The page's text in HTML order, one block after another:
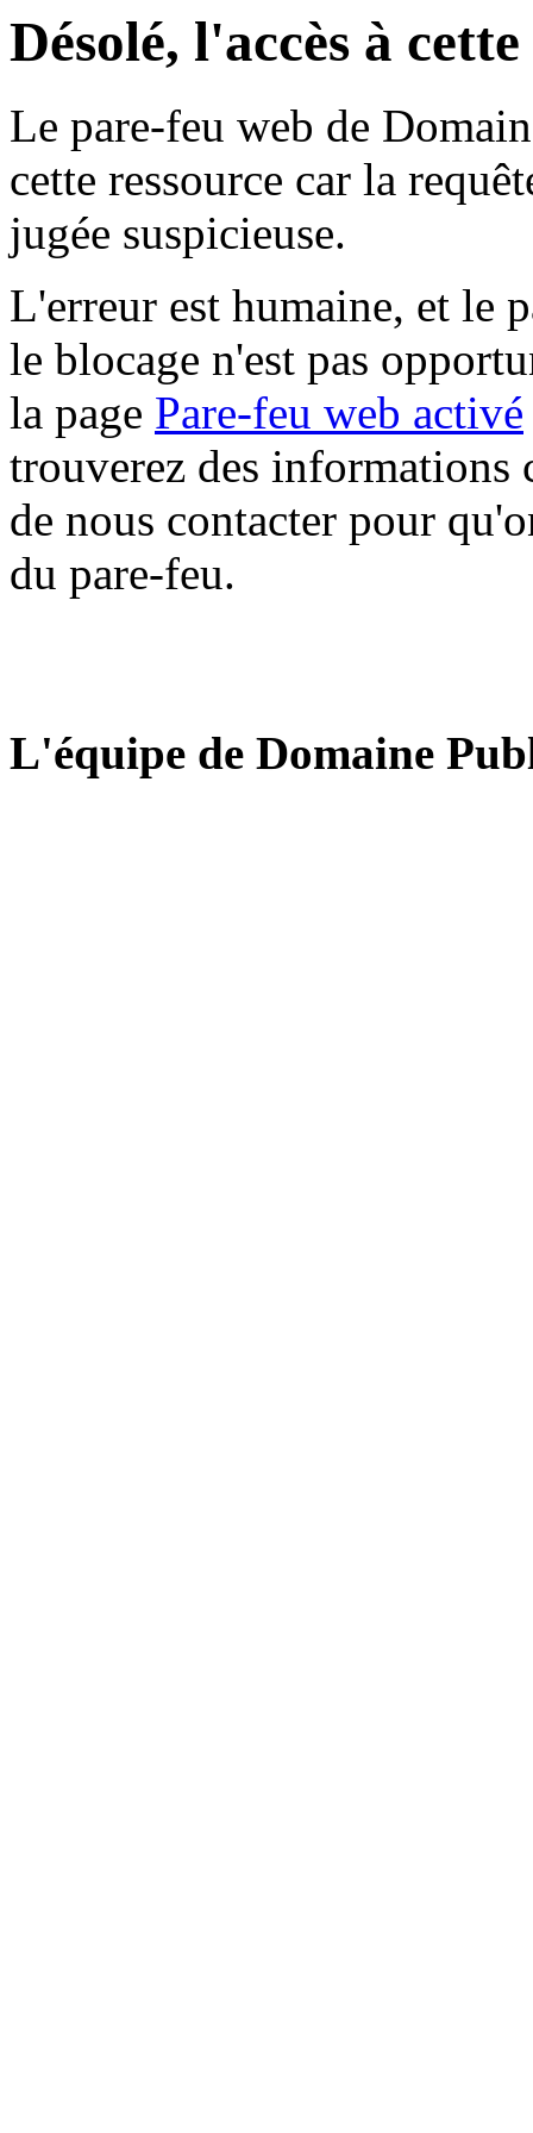
Désolé, l'accès à
Le pare-feu web de
cette ressource car la
jugée suspicieuse.
L'erreur est humaine, et le
le blocage n'est pas
la page Pare-feu web activé
trouverez des informations
de nous contacter pour
du pare-feu.
L'équipe de Domaine